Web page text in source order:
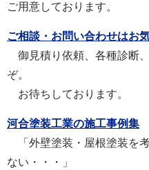
ご用意しております。
ご相談・お問い合わせはお
御見積り依頼、各種診断
ぞ。
お待ちしております。
河合塗装工業の施工事例集
「外壁塗装・屋根塗装を
ない・・・」